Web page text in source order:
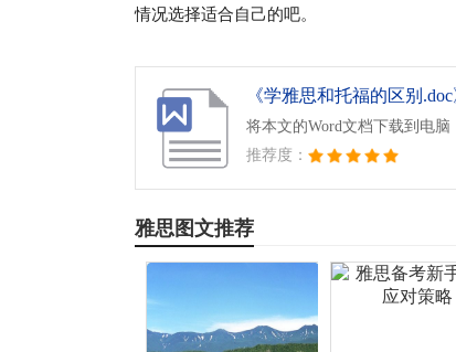
情况选择适合自己的吧。
《学雅思和托福的区别.doc
将本文的Word文档下载到电
推荐度：
雅思图文推荐